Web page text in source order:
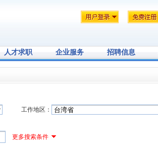
人才求职 企业服务 招聘信息
工作地区：
更多搜索条件